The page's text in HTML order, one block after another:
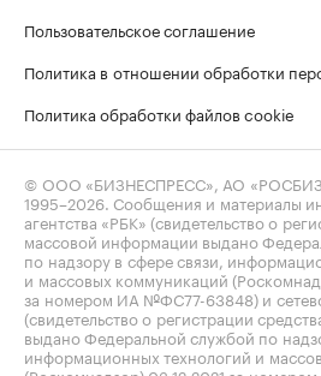
Пользовательское соглашение
Политика в отношении обработки
Политика обработки файлов cookie
© ООО «БИЗНЕСПРЕСС», АО
1995–2026. Сообщения и материалы
агентства «РБК» (свидетельство о
массовой информации выдано
по надзору в сфере связи,
и массовых коммуникаций
за номером ИА №ФС77-63848) и
(свидетельство о регистрации
выдано Федеральной службой по
информационных технологий и